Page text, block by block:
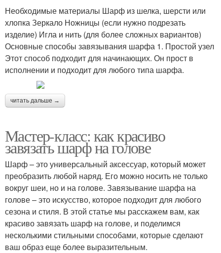
Необходимые материалы Шарф из шелка, шерсти или
хлопка Зеркало Ножницы (если нужно подрезать
изделие) Игла и нить (для более сложных вариантов)
Основные способы завязывания шарфа 1. Простой узел
Этот способ подходит для начинающих. Он прост в
исполнении и подходит для любого типа шарфа.
читать дальше →
Мастер-класс: как красиво
завязать шарф на голове
Шарф – это универсальный аксессуар, который может
преобразить любой наряд. Его можно носить не только
вокруг шеи, но и на голове. Завязывание шарфа на
голове – это искусство, которое подходит для любого
сезона и стиля. В этой статье мы расскажем вам, как
красиво завязать шарф на голове, и поделимся
несколькими стильными способами, которые сделают
ваш образ еще более выразительным.